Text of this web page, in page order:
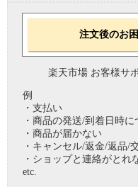
注文後のお
楽天市場 お客様サ
例
・支払い
・商品の発送/到着日時に
・商品が届かない
・キャンセル/返金/返品/
・ショップと連絡がとれ
etc.